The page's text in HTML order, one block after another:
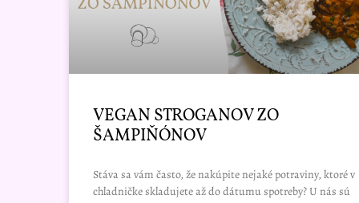
VEGAN STROGANOV ZO
ŠAMPIŇÓNOV
Stáva sa vám často, že nakúpite nejaké potraviny, ktoré v
chladničke skladujete až do dátumu spotreby? U nás sú